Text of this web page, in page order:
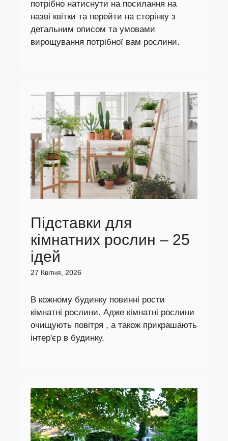
потрібно натиснути на посилання на
назві квітки та перейти на сторінку з
детальним описом та умовами
вирощування потрібної вам рослини.
Підставки для
кімнатних рослин – 25
ідей
27 Квітня, 2026
В кожному будинку повинні рости
кімнатні рослини. Адже кімнатні рослини
очищують повітря , а також прикрашають
інтер'єр в будинку.